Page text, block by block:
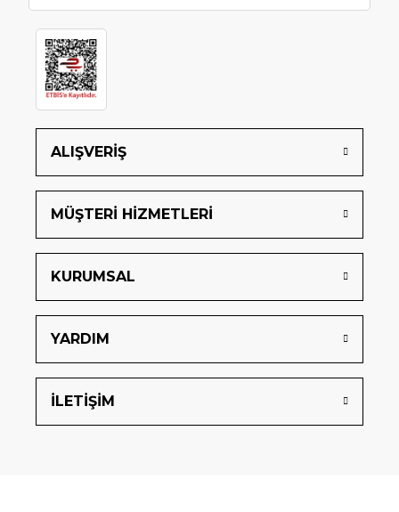
ALIŞVERİŞ
MÜŞTERİ HİZMETLERİ
KURUMSAL
YARDIM
İLETİŞİM